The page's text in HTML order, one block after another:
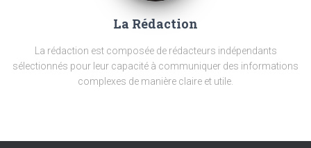
La Rédaction
La rédaction est composée de rédacteurs indépendants
sélectionnés pour leur capacité à communiquer des informations
complexes de manière claire et utile.